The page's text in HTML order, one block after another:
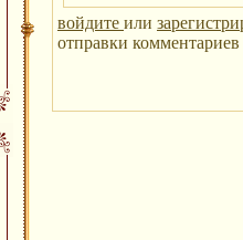
войдите или
отправки